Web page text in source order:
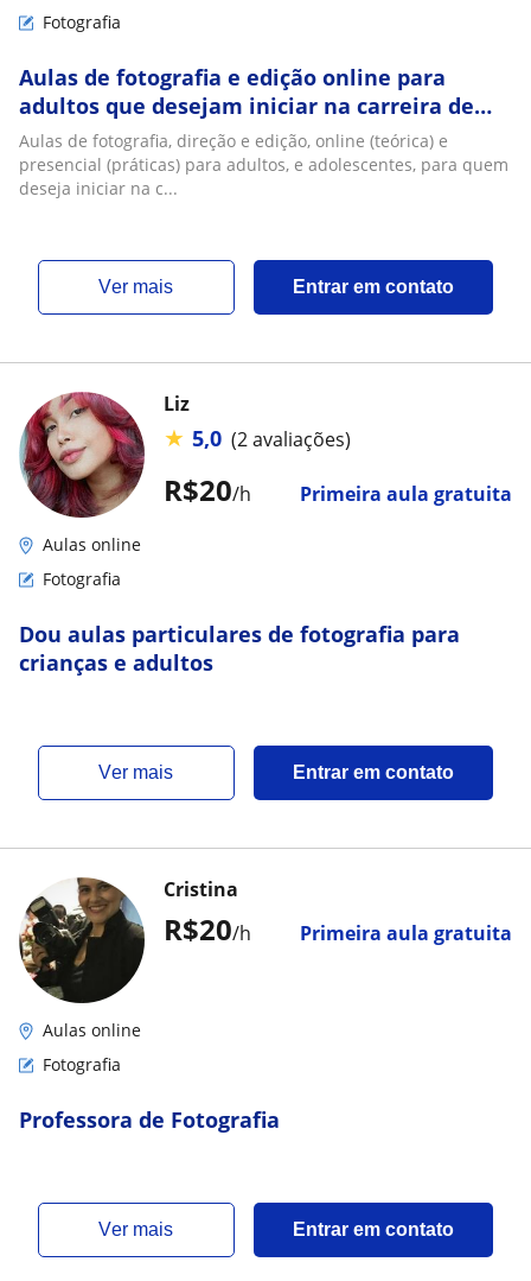
Fotografia
Aulas de fotografia e edição online para
adultos que desejam iniciar na carreira de
fotógrafo
Aulas de fotografia, direção e edição, online (teórica) e
presencial (práticas) para adultos, e adolescentes, para quem
deseja iniciar na c...
ver mais Entrar em contato
R$20/h Primeira aula gratuita
Liz
★ 5,0 (2 avaliações)
Aulas online
Fotografia
Dou aulas particulares de fotografia para
crianças e adultos
ver mais Entrar em contato
R$20/h Primeira aula gratuita
Cristina
Aulas online
Fotografia
Professora de Fotografia
ver mais Entrar em contato